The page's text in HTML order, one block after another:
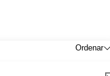
Ordenar